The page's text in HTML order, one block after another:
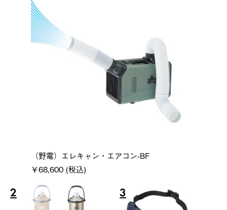
（野電）エレキャン・エアコン-BF
￥68,600 (税込)
2 3